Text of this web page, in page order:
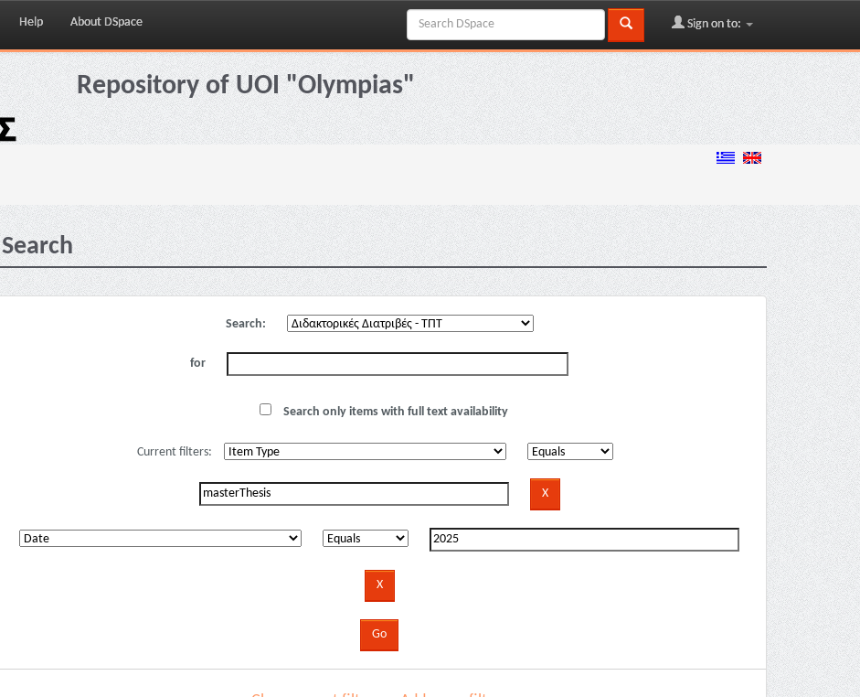
Help About DSpace Sign on to:
Repository of UOI "Olympias"
Search
Search:
for
Search only items with full text availability
Current filters: